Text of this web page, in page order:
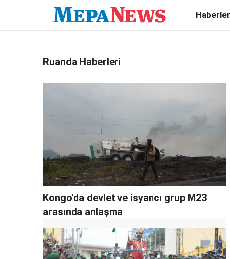
Haberler
Ruanda Haberleri
Kongo'da devlet ve isyancı grup M23
arasında anlaşma